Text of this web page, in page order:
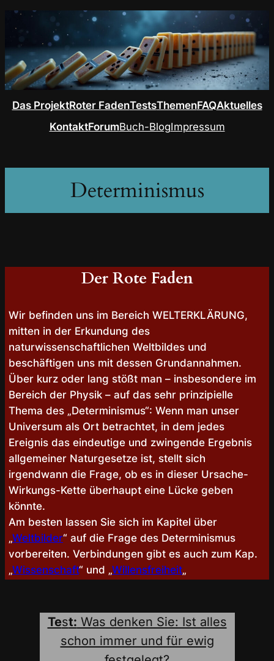
Das ProjektRoter FadenTestsThemenFAQAktuelles
KontaktForumBuch-BlogImpressum
Determinismus
Der Rote Faden
Wir befinden uns im Bereich WELTERKLÄRUNG,
mitten in der Erkundung des
naturwissenschaftlichen Weltbildes und
beschäftigen uns mit dessen Grundannahmen.
Über kurz oder lang stößt man – insbesondere im
Bereich der Physik – auf das sehr prinzipielle
Thema des „Determinismus“: Wenn man unser
Universum als Ort betrachtet, in dem jedes
Ereignis das eindeutige und zwingende Ergebnis
allgemeiner Naturgesetze ist, stellt sich
irgendwann die Frage, ob es in dieser Ursache-
Wirkungs-Kette überhaupt eine Lücke geben
könnte.
Am besten lassen Sie sich im Kapitel über
„Weltbilder“ auf die Frage des Determinismus
vorbereiten. Verbindungen gibt es auch zum Kap.
„Wissenschaft“ und „Willensfreiheit„
Test: Was denken Sie: Ist alles
schon immer und für ewig